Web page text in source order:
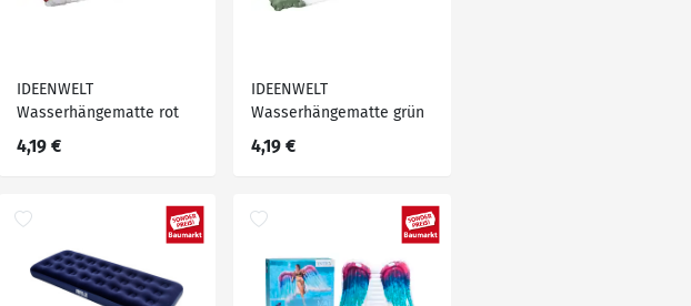
IDEENWELT
Wasserhängematte rot
4,19 €
IDEENWELT
Wasserhängematte grün
4,19 €